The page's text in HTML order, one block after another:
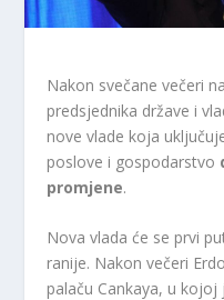
Nakon svečane večeri
predsjednika države i
nove vlade koja
poslove i gospodarstvo
promjene.
Nova vlada će se prvi
ranije. Nakon večeri
palaču Cankaya, u